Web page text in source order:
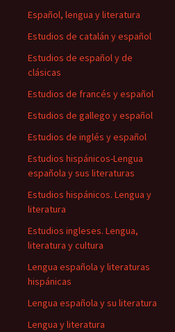
Español, lengua y literatura
Estudios de catalán y español
Estudios de español y de
clásicas
Estudios de francés y español
Estudios de gallego y español
Estudios de inglés y español
Estudios hispánicos-Lengua
española y sus literaturas
Estudios hispánicos. Lengua y
literatura
Estudios ingleses. Lengua,
literatura y cultura
Lengua española y literaturas
hispánicas
Lengua española y su literatura
Lengua y literatura